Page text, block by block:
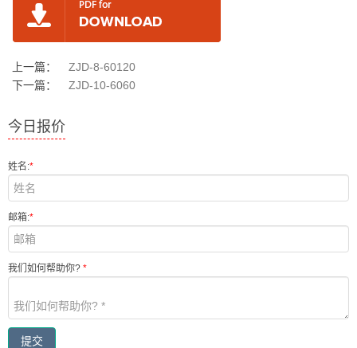
上一篇：
ZJD-8-60120
下一篇：
ZJD-10-6060
今日报价
姓名:*
邮箱:*
我们如何帮助你? *
提交